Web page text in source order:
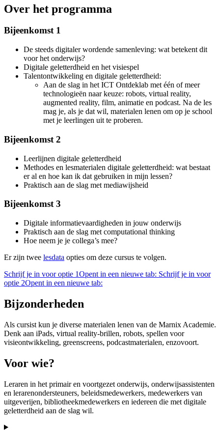
Over het programma
Bijeenkomst 1
De steeds digitaler wordende samenleving: wat betekent dit
voor het onderwijs?
Digitale geletterdheid en het visiespel
Talentontwikkeling en digitale geletterdheid:
Aan de slag in het ICT Ontdeklab met één of meer
technologieën naar keuze: robots, virtual reality,
augmented reality, film, animatie en podcast. Na de les
mag je, als je dat wil, materialen lenen om op je school
met je leerlingen uit te proberen.
Bijeenkomst 2
Leerlijnen digitale geletterdheid
Methodes en lesmaterialen digitale geletterdheid: wat bestaat
er al en hoe kan ik dat gebruiken in mijn lessen?
Praktisch aan de slag met mediawijsheid
Bijeenkomst 3
Digitale informatievaardigheden in jouw onderwijs
Praktisch aan de slag met computational thinking
Hoe neem je je collega’s mee?
Er zijn twee lesdata opties om deze cursus te volgen.
Schrijf je in voor optie 1Opent in een nieuwe tab: Schrijf je in voor
optie 2Opent in een nieuwe tab:
Bijzonderheden
Als cursist kun je diverse materialen lenen van de Marnix Academie.
Denk aan iPads, virtual reality-brillen, robots, spellen voor
visieontwikkeling, greenscreens, podcastmaterialen, enzovoort.
Voor wie?
Leraren in het primair en voortgezet onderwijs, onderwijsassistenten
en lerarenondersteuners, beleidsmedewerkers, medewerkers van
uitgeverijen, bibliotheekmedewerkers en iedereen die met digitale
geletterdheid aan de slag wil.